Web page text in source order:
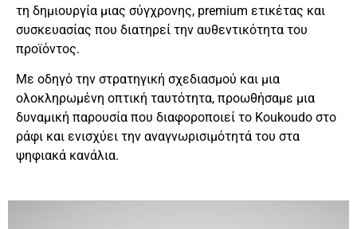
τη δημιουργία μιας σύγχρονης, premium ετικέτας και
συσκευασίας που διατηρεί την αυθεντικότητα του
προϊόντος.
Με οδηγό την στρατηγική σχεδιασμού και μια
ολοκληρωμένη οπτική ταυτότητα, προωθήσαμε μια
δυναμική παρουσία που διαφοροποιεί το Koukoudo στο
ράφι και ενισχύει την αναγνωρισιμότητά του στα
ψηφιακά κανάλια.